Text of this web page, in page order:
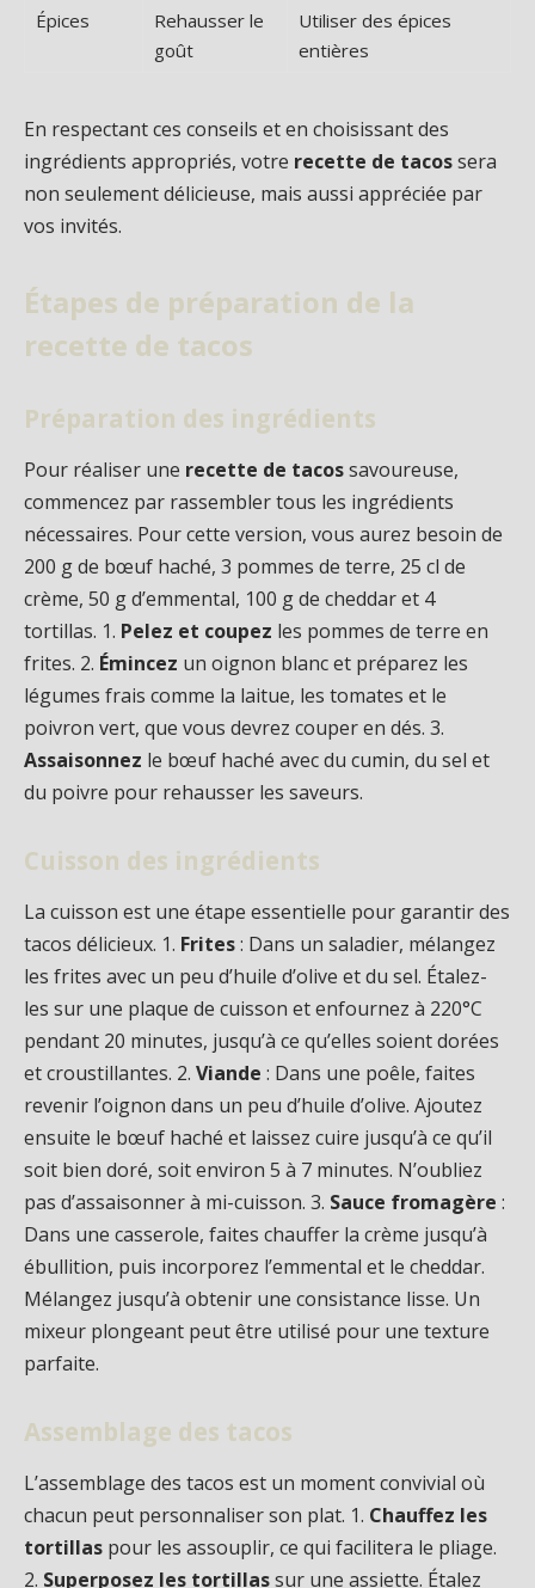
Épices
Rehausser le
goût
Utiliser des épices
entières
En respectant ces conseils et en choisissant des
ingrédients appropriés, votre recette de tacossera
non seulement délicieuse, mais aussi appréciée par
vos invités.
Étapes de préparation de la
recette de tacos
Préparation des ingrédients
Pour réaliser une recette de tacossavoureuse,
commencez par rassembler tous les ingrédients
nécessaires. Pour cette version, vous aurez besoin de
200 g de bœuf haché, 3 pommes de terre, 25 cl de
crème, 50 g d’emmental, 100 g de cheddar et 4
tortillas. 1. Pelez et coupez les pommes de terre en
frites. 2. Émincez un oignon blanc et préparez les
légumes frais comme la laitue, les tomates et le
poivron vert, que vous devrez couper en dés. 3.
Assaisonnez le bœuf haché avec du cumin, du sel et
du poivre pour rehausser les saveurs.
Cuisson des ingrédients
La cuisson est une étape essentielle pour garantir des
tacos délicieux. 1. Frites: Dans un saladier, mélangez
les frites avec un peu d’huile d’olive et du sel. Étalez-
les sur une plaque de cuisson et enfournez à 220°C
pendant 20 minutes, jusqu’à ce qu’elles soient dorées
et croustillantes. 2. Viande : Dans une poêle, faites
revenir l’oignon dans un peu d’huile d’olive. Ajoutez
ensuite le bœuf haché et laissez cuire jusqu’à ce qu’il
soit bien doré, soit environ 5 à 7 minutes. N’oubliez
pas d’assaisonner à mi-cuisson. 3. Sauce fromagère :
Dans une casserole, faites chauffer la crème jusqu’à
ébullition, puis incorporez l’emmental et le cheddar.
Mélangez jusqu’à obtenir une consistance lisse. Un
mixeur plongeant peut être utilisé pour une texture
parfaite.
Assemblage des tacos
L’assemblage des tacos est un moment convivial où
chacun peut personnaliser son plat. 1. Chauffez les
tortillas pour les assouplir, ce qui facilitera le pliage.
2. Superposez les tortillassur une assiette. Étalez